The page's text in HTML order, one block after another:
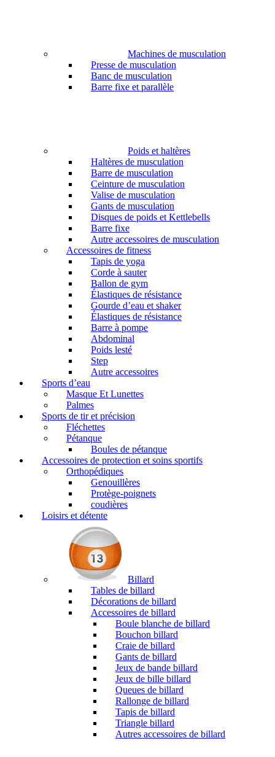
Machines de musculation
Presse de musculation
Banc de musculation
Barre fixe et parallèle
Poids et haltères
Haltères de musculation
Barre de musculation
Ceinture de musculation
Valise de musculation
Gants de musculation
Disques de poids et Kettlebells
Barre fixe
Autre accessoires de musculation
Accessoires de fitness
Tapis de yoga
Corde à sauter
Ballon de gym
Élastiques de résistance
Gourde d’eau et shaker
Élastiques de résistance
Barre à pompe
Abdominal
Poids lesté
Step
Autre accessoires
Sports d’eau
Masque Et Lunettes
Palmes
Sports de tir et précision
Fléchettes
Pétanque
Boules de pétanque
Accessoires de protection et soins sportifs
Orthopédiques
Genouillères
Protège-poignets
coudières
Loisirs et détente
Billard
Tables de billard
Décorations de billard
Accessoires de billard
Boule blanche de billard
Bouchon billard
Craie de billard
Gants de billard
Jeux de bande billard
Jeux de bille billard
Queues de billard
Rallonge de billard
Tapis de billard
Triangle billard
Autres accessoires de billard